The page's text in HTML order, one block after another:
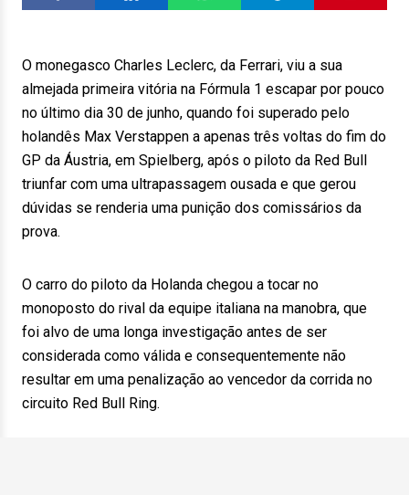
O monegasco Charles Leclerc, da Ferrari, viu a sua
almejada primeira vitória na Fórmula 1 escapar por pouco
no último dia 30 de junho, quando foi superado pelo
holandês Max Verstappen a apenas três voltas do fim do
GP da Áustria, em Spielberg, após o piloto da Red Bull
triunfar com uma ultrapassagem ousada e que gerou
dúvidas se renderia uma punição dos comissários da
prova.
O carro do piloto da Holanda chegou a tocar no
monoposto do rival da equipe italiana na manobra, que
foi alvo de uma longa investigação antes de ser
considerada como válida e consequentemente não
resultar em uma penalização ao vencedor da corrida no
circuito Red Bull Ring.